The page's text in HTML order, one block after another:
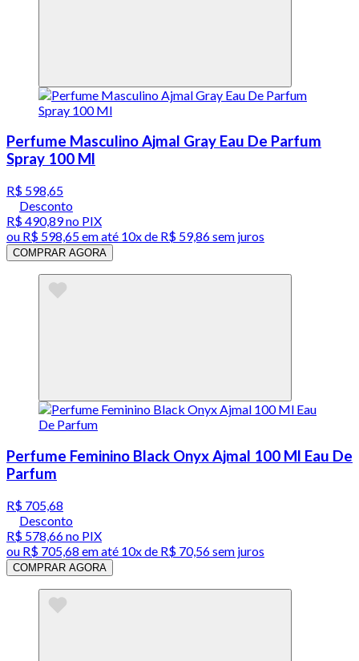
Perfume Masculino Ajmal Gray Eau De Parfum
Spray 100 Ml
R$ 598,65
Desconto
R$ 490,89no PIX
ou R$ 598,65em até 10x de R$ 59,86 sem juros
COMPRAR AGORA
Perfume Feminino Black Onyx Ajmal 100 Ml Eau De
Parfum
R$ 705,68
Desconto
R$ 578,66no PIX
ou R$ 705,68 em até 10x de R$ 70,56 sem juros
COMPRAR AGORA